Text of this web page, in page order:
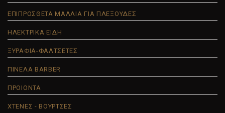
ΕΠΙΠΡΟΣΘΕΤΑ ΜΑΛΛΙΑ ΓΙΑ ΠΛΕΞΟΥΔΕΣ
ΗΛΕΚΤΡΙΚΑ ΕΙΔΗ
ΞΥΡΑΦΙΑ-ΦΑΛΤΣΕΤΕΣ
ΠΙΝΕΛΑ BARBER
ΠΡΟΙΟΝΤΑ
ΧΤΕΝΕΣ - ΒΟΥΡΤΣΕΣ